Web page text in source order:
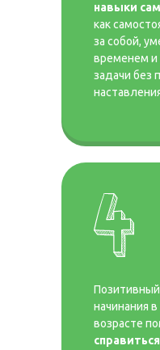
начинания
возрасте
навыки
как
за собой,
временем и
задачи без